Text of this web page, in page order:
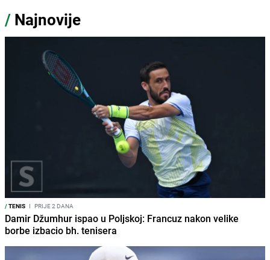
/ Najnovije
/TENIS I PRIJE 2 DANA
Damir Džumhur ispao u Poljskoj: Francuz nakon velike
borbe izbacio bh. tenisera